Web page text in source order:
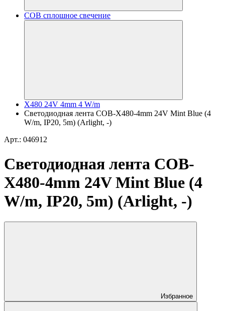
COB сплошное свечение
X480 24V 4mm 4 W/m
Светодиодная лента COB-X480-4mm 24V Mint Blue (4
W/m, IP20, 5m) (Arlight, -)
Арт.: 046912
Светодиодная лента COB-
X480-4mm 24V Mint Blue (4
W/m, IP20, 5m) (Arlight, -)
Избранное